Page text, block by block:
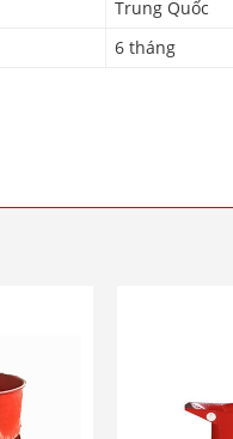
Trung Quốc
6 tháng